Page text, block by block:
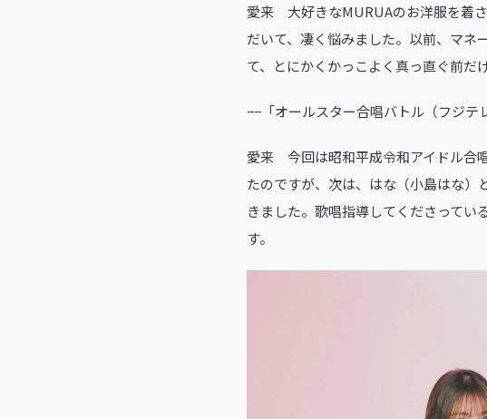
愛来 大好きなMURUAのお洋服を着
だいて、凄く悩みました。以前、マネ
て、とにかくかっこよく真っ直ぐ前だ
−−「オールスター合唱バトル（フジテ
愛来 今回は昭和平成令和アイドル合
たのですが、次は、はな（小島はな）
きました。歌唱指導してくださってい
す。